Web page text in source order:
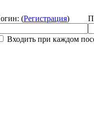
(Регистрация)
Входить при каждом